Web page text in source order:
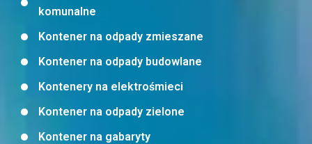
komunalne
Kontener na odpady zmieszane
Kontener na odpady budowlane
Kontenery na elektrośmieci
Kontener na odpady zielone
Kontener na gabaryty